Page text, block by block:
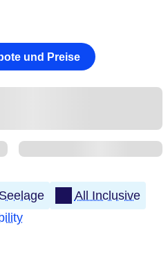
und Preise
All Inclusive